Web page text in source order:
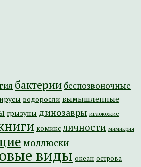
бактерии беспозвоночные
водоросли вымышленные
грызуны динозавры иглокожие
комикс личности мимикрия
моллюски
виды океан острова